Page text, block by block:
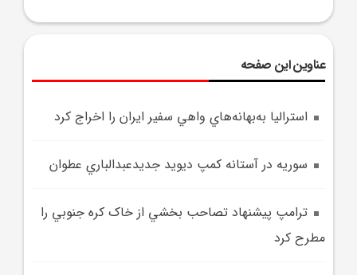
عناوین این صفحه
استراليا به‌بهانه‌هاي واهي سفير ايران را اخراج کرد
سوريه در آستانه کمپ ديويد جديدعبدالباري عطوان
ترامپ پيشنهاد تصاحب بخشي از خاک کره جنوبي را
مطرح کرد